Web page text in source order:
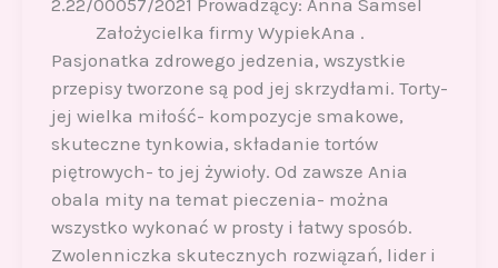
2.22/00057/2021 Prowadzący: Anna Samsel
Założycielka firmy WypiekAna .
Pasjonatka zdrowego jedzenia, wszystkie
przepisy tworzone są pod jej skrzydłami. Torty-
jej wielka miłość- kompozycje smakowe,
skuteczne tynkowia, składanie tortów
piętrowych- to jej żywioły. Od zawsze Ania
obala mity na temat pieczenia- można
wszystko wykonać w prosty i łatwy sposób.
Zwolenniczka skutecznych rozwiązań, lider i